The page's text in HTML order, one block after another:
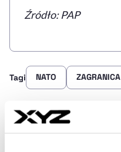
Źródło: PAP
Tagi NATO ZAGRANICA